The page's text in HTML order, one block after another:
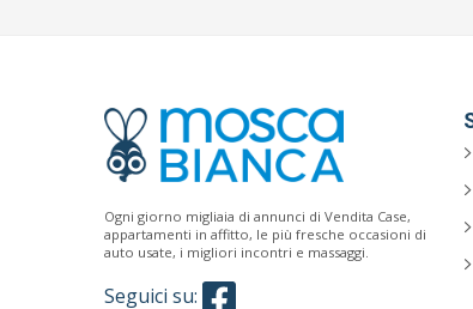
Ogni giorno migliaia di annunci di Vendita Case,
appartamenti in affitto, le più fresche occasioni di
auto usate, i migliori incontri e massaggi.
Seguici su: